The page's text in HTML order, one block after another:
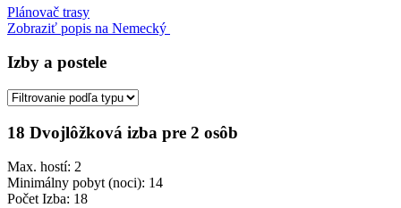
Plánovač trasy
Zobraziť popis na Nemecký
Izby a postele
18 Dvojlôžková izba pre 2 osôb
Max. hostí: 2
Minimálny pobyt (noci): 14
Počet Izba: 18